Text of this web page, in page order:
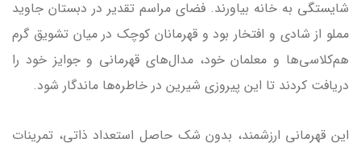
شایستگی به خانه بیاورند. فضای مراسم تقدیر در دبستان جاوید
مملو از شادی و افتخار بود و قهرمانان کوچک در میان تشویق گرم
هم‌کلاسی‌ها و معلمان خود، مدال‌های قهرمانی و جوایز خود را
دریافت کردند تا این پیروزی شیرین در خاطره‌ها ماندگار شود.
این قهرمانی ارزشمند، بدون شک حاصل استعداد ذاتی، تمرینات